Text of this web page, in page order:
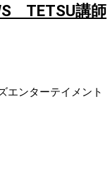
TETSU講師
エンターテイメント